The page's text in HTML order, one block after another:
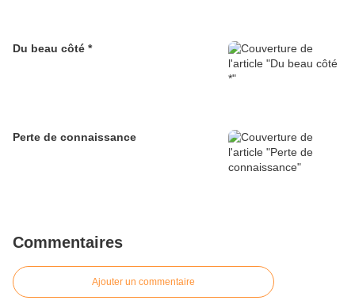
Du beau côté *
Perte de connaissance
Commentaires
Ajouter un commentaire